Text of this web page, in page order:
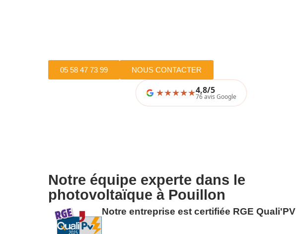
05 58 47 73 99 NOUS CONTACTER
★★★ ★4,8/5
76 avis Google
Notre équipe experte dans le
photovoltaïque à Pouillon
Notre entreprise est certifiée RGE Quali'PV